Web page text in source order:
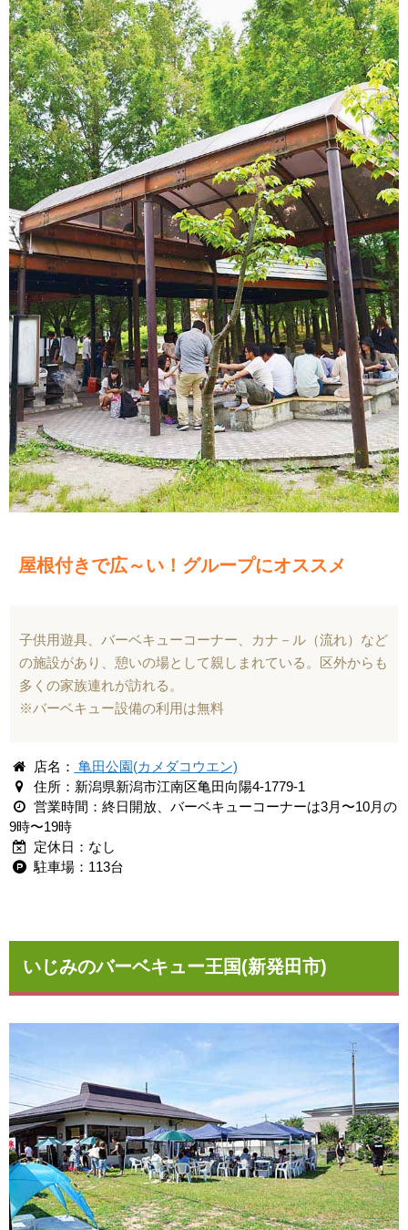
屋根付きで広～い！グループにオススメ
子供用遊具、バーベキューコーナー、カナ－ル（流れ）など
の施設があり、憩いの場として親しまれている。区外からも
多くの家族連れが訪れる。
※バーベキュー設備の利用は無料
店名： 亀田公園(カメダコウエン)
住所：新潟県新潟市江南区亀田向陽4-1779-1
営業時間：終日開放、バーベキューコーナーは3月〜10月の
9時〜19時
定休日：なし
駐車場：113台
いじみのバーベキュー王国(新発田市)